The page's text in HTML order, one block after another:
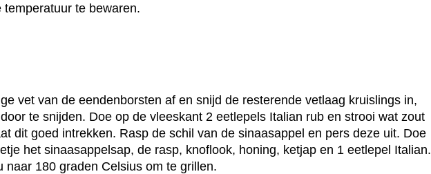
temperatuur te bewaren.
vet van de eendenborsten af en snijd de resterende vetlaag kruislings in,
te snijden. Doe op de vleeskant 2 eetlepels Italian rub en strooi wat zout
dit goed intrekken. Rasp de schil van de sinaasappel en pers deze uit. Doe
het sinaasappelsap, de rasp, knoflook, honing, ketjap en 1 eetlepel Italian.
naar 180 graden Celsius om te grillen.